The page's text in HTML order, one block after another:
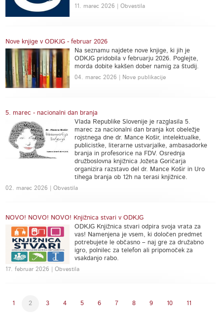
11. marec 2026 | Obvestila
Nove knjige v ODKJG - februar 2026
Na seznamu najdete nove knjige, ki jih je
ODKJG pridobila v februarju 2026. Poglejte,
morda dobite kakšen dober namig za študij.
04. marec 2026 | Nove publikacije
5. marec - nacionalni dan branja
Vlada Republike Slovenije je razglasila 5.
marec za nacionalni dan branja kot obeležje
rojstnega dne dr. Mance Košir, intelektualke,
publicistke, literarne ustvarjalke, ambasadorke
branja in profesorice na FDV. Osrednja
družboslovna knjižnica Jožeta Goričarja
organizira razstavo del dr. Mance Košir in Uro
tihega branja ob 12h na terasi knjižnice.
02. marec 2026 | Obvestila
NOVO! NOVO! NOVO! Knjižnica stvari v ODKJG
ODKJG Knjižnica stvari odpira svoja vrata za
vas! Namenjena je vsem, ki določen predmet
potrebujete le občasno – naj gre za družabno
igro, polnilec za telefon ali pripomoček za
vsakdanjo rabo.
17. februar 2026 | Obvestila
1 2 3 4 5 6 7 8 9 10 11